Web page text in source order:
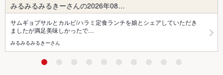
みるみるみるきーさんの2026年08…
サムギョプサルとカルビ/ハラミ定食ランチを娘とシェアしていただき
ましたが満足美味しかったで…
みるみるみるきーさん